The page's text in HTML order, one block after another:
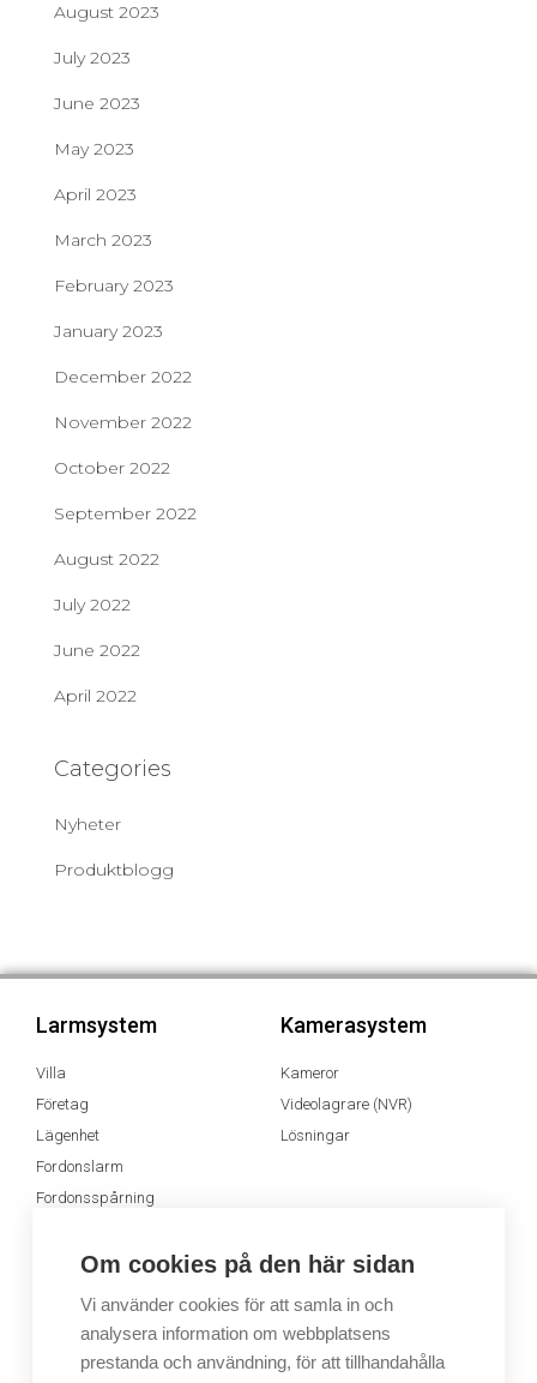
August 2023
July 2023
June 2023
May 2023
April 2023
March 2023
February 2023
January 2023
December 2022
November 2022
October 2022
September 2022
August 2022
July 2022
June 2022
April 2022
Categories
Nyheter
Produktblogg
Larmsystem
Villa
Företag
Lägenhet
Fordonslarm
Fordonsspårning
Kamerasystem
Kameror
Videolagrare (NVR)
Lösningar
Dimsystem Ljudsystem
Ljudsystem
Om cookies på den här sidan
Vi använder cookies för att samla in och
analysera information om webbplatsens
prestanda och användning, för att tillhandahålla